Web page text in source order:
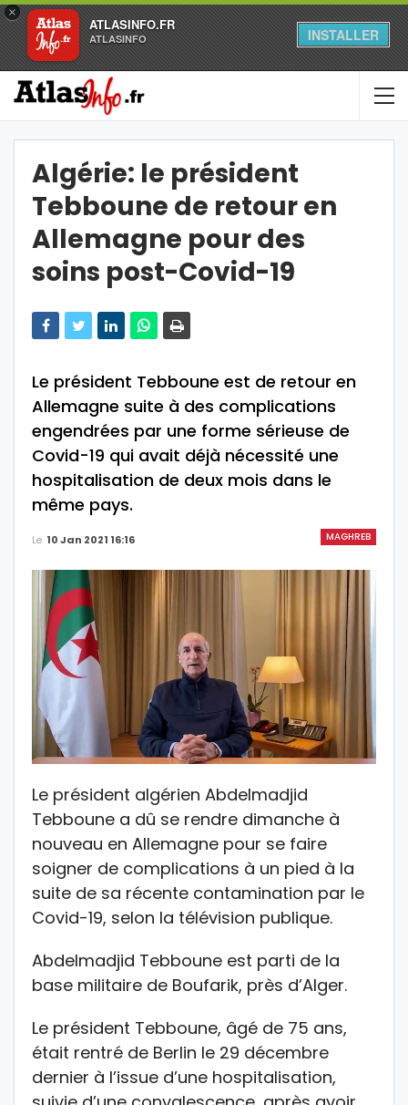
×
ATLASINFO.FR
ATLASINFO INSTALLER
Algérie: le président
Tebboune de retour en
Allemagne pour des
soins post-Covid-19
Le président Tebboune est de retour en
Allemagne suite à des complications
engendrées par une forme sérieuse de
Covid-19 qui avait déjà nécessité une
hospitalisation de deux mois dans le
même pays.
MAGHREB
Le 10 Jan 2021 16:16
Le président algérien Abdelmadjid
Tebboune a dû se rendre dimanche à
nouveau en Allemagne pour se faire
soigner de complications à un pied à la
suite de sa récente contamination par le
Covid-19, selon la télévision publique.
Abdelmadjid Tebboune est parti de la
base militaire de Boufarik, près d’Alger.
Le président Tebboune, âgé de 75 ans,
était rentré de Berlin le 29 décembre
dernier à l’issue d’une hospitalisation,